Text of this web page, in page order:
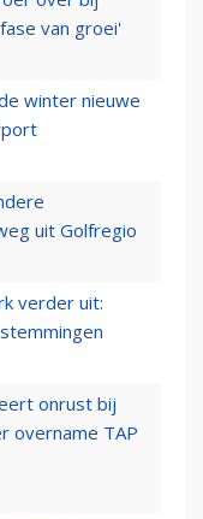
van groei'
winter nieuwe
uit Golfregio
verder uit:
onrust bij
overname TAP